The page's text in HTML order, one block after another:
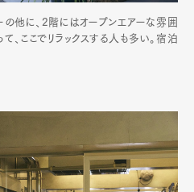
他に、2階にはオープンエアーな雰囲
、ここでリラックスする人も多い。宿泊